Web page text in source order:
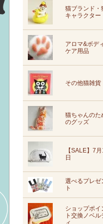
猫ブランド・
キャラクター
アロマ&ボデ
ケア用品
その他猫雑貨
猫ちゃんのた
のグッズ
【SALE】7月
日
選べるプレゼ
ト
ショップポイ
ト交換ノベル
ィ